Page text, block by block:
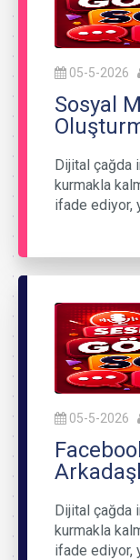
05-5-2026
Sosyal
Dijital çağda
kurmakla
ifade ediyor,
05-5-2026
Dijital çağda
kurmakla
ifade ediyor,